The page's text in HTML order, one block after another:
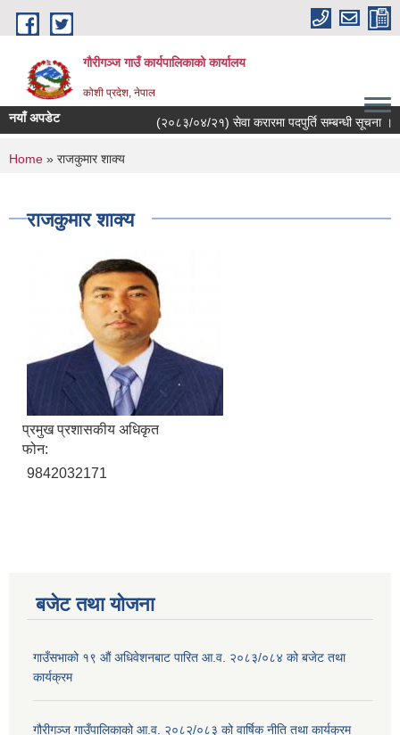
Skip to main content
गौरीगञ्‍ज गाउँ कार्यपालिकाको कार्यालय
कोशी प्रदेश, नेपाल
नयाँ अपडेट (२०८३/०४/२१) सेवा करारमा पदपुर्ति सम्बन्धी सूचना ।
You are here
Home » राजकुमार शाक्य
राजकुमार शाक्य
प्रमुख प्रशासकीय अधिकृत
फोन:
9842032171
बजेट तथा याेजना
गाउँसभाको १९ औं अधिवेशनबाट पारित आ.व. २०८३/०८४ को बजेट तथा
कार्यक्रम
गौरीगञ्ज गाउँपालिकाको आ.व. २०८२/०८३ को वार्षिक नीति तथा कार्यक्रम